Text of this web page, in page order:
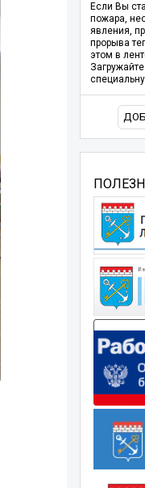
Если Вы
пожара,
явления,
прорыва
этом в